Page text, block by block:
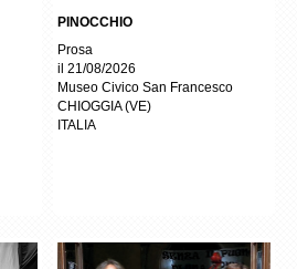
PINOCCHIO
Prosa
il 21/08/2026
Museo Civico San Francesco
CHIOGGIA(VE)
ITALIA